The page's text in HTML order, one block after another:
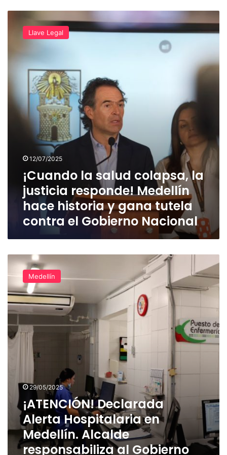
salud
justicia
responde!
Medellín
hace
historia
contra
Gobierno
Nacional
Llave Legal
12/07/2025
¡Cuando la salud colapsa, la
justicia responde! Medellín
hace historia y gana tutela
contra el Gobierno Nacional
¡ATENCIÓN!
Declarada
Alerta
Hospitalaria
en
Medellín.
Alcalde
responsabiliza
Gobierno
Medellín
29/05/2025
¡ATENCIÓN! Declarada
Alerta Hospitalaria en
Medellín. Alcalde
responsabiliza al Gobierno